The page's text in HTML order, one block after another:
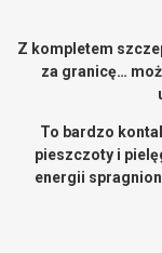
Z kompletem
za granicę…
To bardzo
pieszczoty i
energii